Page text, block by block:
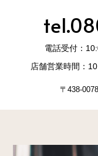
電話受付：
店舗営業時間：
〒438-